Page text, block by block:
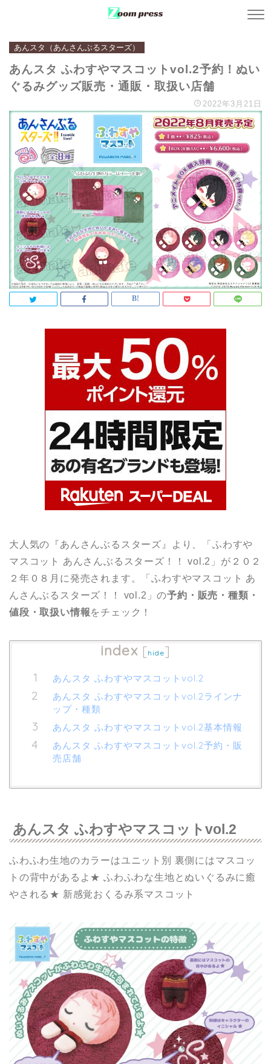
あんスタ（あんさんぶるスターズ）
あんスタ ふわすやマスコットvol.2予約！ぬい
ぐるみグッズ販売・通販・取扱い店舗
2022年3月21日
大人気の『あんさんぶるスターズ』より、「ふわすや
マスコット あんさんぶるスターズ！！ vol.2」が２０２
２年０８月に発売されます。「ふわすやマスコット あ
んさんぶるスターズ！！ vol.2」の予約・販売・種類・
値段・取扱い情報をチェック！
index [hide]
あんスタ ふわすやマスコットvol.2
あんスタ ふわすやマスコットvol.2ラインナ
ップ・種類
あんスタ ふわすやマスコットvol.2基本情報
あんスタ ふわすやマスコットvol.2予約・販
売店舗
あんスタ ふわすやマスコットvol.2
ふわふわ生地のカラーはユニット別 裏側にはマスコッ
トの背中があるよ★ ふわふわな生地とぬいぐるみに癒
やされる★ 新感覚おくるみ系マスコット